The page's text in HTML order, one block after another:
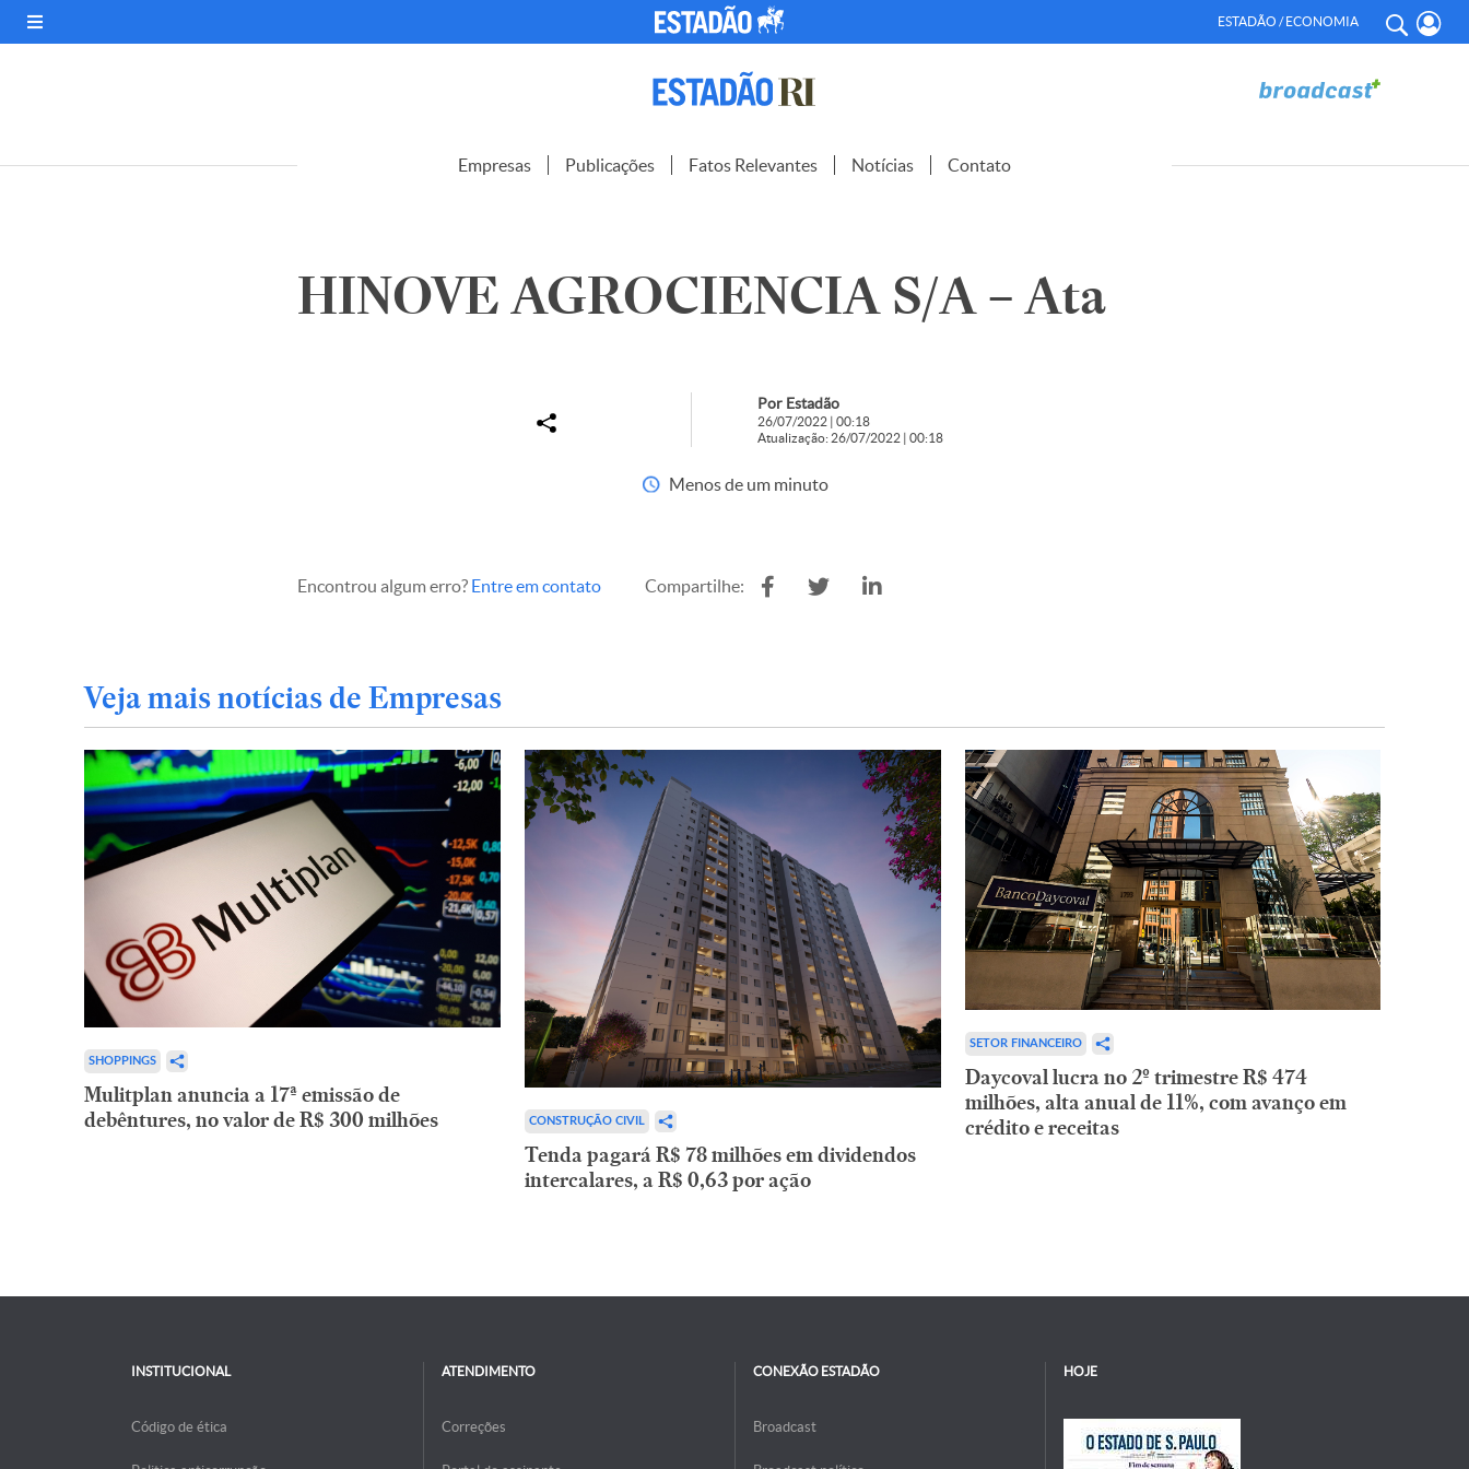
ESTADÃO / ECONOMIA
Empresas Publicações Fatos Relevantes Notícias Contato
HINOVE AGROCIENCIA S/A – Ata
Por Estadão
26/07/2022 | 00:18
Atualização: 26/07/2022 | 00:18
Menos de um minuto
Encontrou algum erro? Entre em contato Compartilhe:
Veja mais notícias de Empresas
SHOPPINGS
Mulitplan anuncia a 17ª emissão de
debêntures, no valor de R$ 300 milhões
CONSTRUÇÃO CIVIL
Tenda pagará R$ 78 milhões em dividendos
intercalares, a R$ 0,63 por ação
SETOR FINANCEIRO
Daycoval lucra no 2º trimestre R$ 474
milhões, alta anual de 11%, com avanço em
crédito e receitas
INSTITUCIONAL
Código de ética
ATENDIMENTO
Correções
CONEXÃO ESTADÃO
Broadcast
HOJE